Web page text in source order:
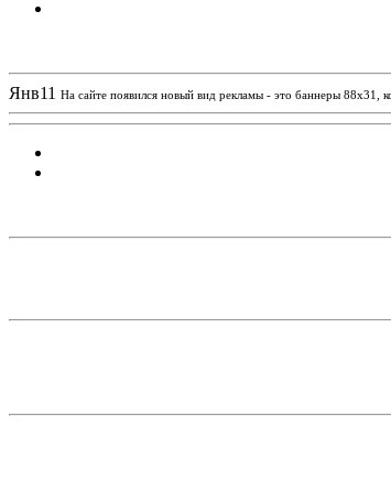
Янв11 На сайте появился новый вид рекламы - это баннеры 88х31,